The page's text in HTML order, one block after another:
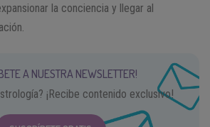
la conciencia y llegar al
A NUESTRA NEWSLETTER!
¡Recibe contenido exclusivo!